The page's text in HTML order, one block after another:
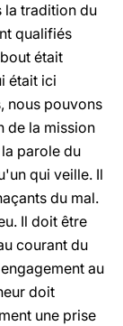
la tradition du
qualifiés
était
était ici
nous pouvons
de la mission
parole du
qui veille. Il
du mal.
Il doit être
courant du
au
doit
une prise